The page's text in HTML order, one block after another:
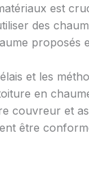
est
des
proposés
et les
en
couvreur et
être